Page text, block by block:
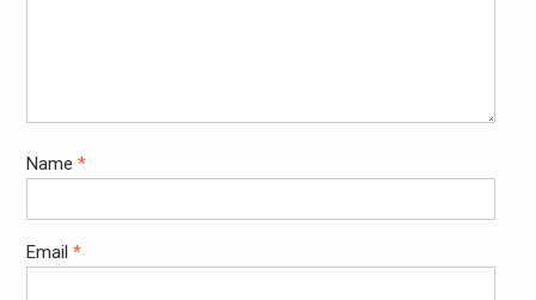
Name *
Email *